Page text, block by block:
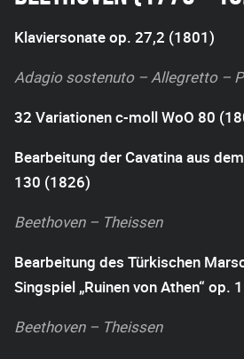
Klaviersonate op. 27,2 (1801)
Adagio sostenuto – Allegretto –
32 Variationen c-moll WoO 80
Bearbeitung der Cavatina aus
130 (1826)
Beethoven – Theissen
Bearbeitung des Türkischen
Singspiel „Ruinen von Athen“ op.
Beethoven – Theissen